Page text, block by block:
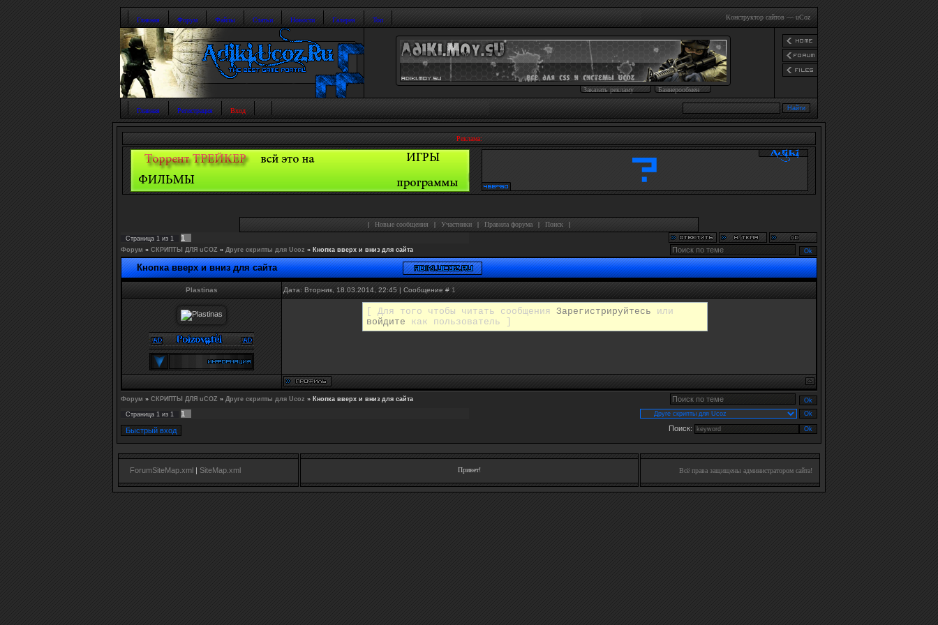
Главная Форум Файлы Статьи Новости Галерея Топ Конструктор сайтов — uCoz
Баннерообмен
Заказать рекламу
Главная Регистрация Вход
Реклама:
| Новые сообщения | Участники | Правила форума | Поиск |
Страница 1 из 1 1
Форум » СКРИПТЫ ДЛЯ uCOZ » Друге скрипты для Ucoz » Кнопка вверх и вниз для сайта
Кнопка вверх и вниз для сайта
Plastinas Дата: Вторник, 18.03.2014, 22:45 | Сообщение # 1
[ Для того чтобы читать сообщения Зарегистрируйтесь или
войдите как пользователь ]
Форум » СКРИПТЫ ДЛЯ uCOZ » Друге скрипты для Ucoz » Кнопка вверх и вниз для сайта
Страница 1 из 1
1
Поиск:
ForumSiteMap.xml | SiteMap.xml Привет! Всё права защищены администратором сайта!